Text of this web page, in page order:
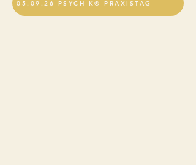
05.09.26 PSYCH-K® PRAXISTAG